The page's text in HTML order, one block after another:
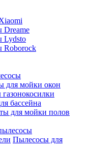
Lydsto
для мойки окон
бассейна
для мойки полов
Пылесосы для